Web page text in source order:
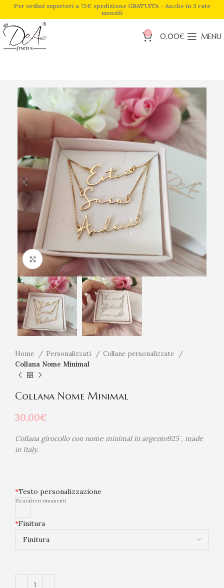
Per ordini superiori a 75€ spedizione GRATUITA - Anche in 3 rate
mensili
0 0,00€ MENU
Click to enlarge
Home Personalizzati
Collane personalizzate
Collana Nome Minimal
Collana Nome Minimal
30,00€
Collana girocollo con nome minimal in argento925 , made
in Italy.
*Testo personalizzazione
15caratteri rimanenti
*Finitura